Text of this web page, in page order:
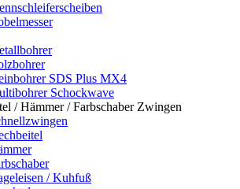
SDS Plus MX4
Schockwave
/ Hämmer / Farbschaber Zwingen
/ Kuhfuß